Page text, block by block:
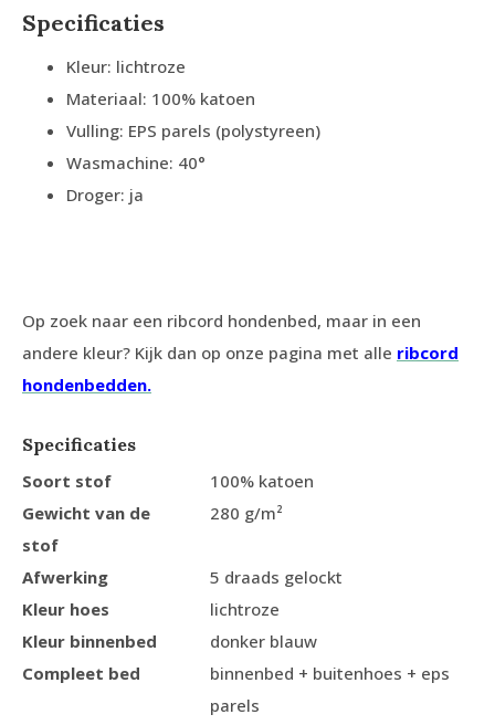
Specificaties
Kleur: lichtroze
Materiaal: 100% katoen
Vulling: EPS parels (polystyreen)
Wasmachine: 40°
Droger: ja
Op zoek naar een ribcord hondenbed, maar in een
andere kleur? Kijk dan op onze pagina met alle ribcord
hondenbedden.
Specificaties
Soort stof
100% katoen
Gewicht van de
stof
280 g/m²
Afwerking
5 draads gelockt
Kleur hoes
lichtroze
Kleur binnenbed
donker blauw
Compleet bed
binnenbed + buitenhoes + eps
parels